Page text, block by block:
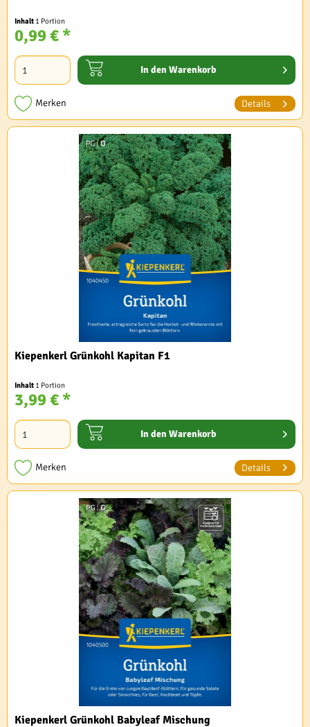
Inhalt 1 Portion
0,99 € *
In den Warenkorb
Merken Details
Kiepenkerl Grünkohl Kapitan F1
Inhalt 1 Portion
3,99 € *
In den Warenkorb
Merken Details
Kiepenkerl Grünkohl Babyleaf Mischung